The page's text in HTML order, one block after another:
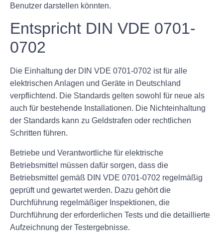
Benutzer darstellen könnten.
Entspricht DIN VDE 0701-
0702
Die Einhaltung der DIN VDE 0701-0702 ist für alle
elektrischen Anlagen und Geräte in Deutschland
verpflichtend. Die Standards gelten sowohl für neue als
auch für bestehende Installationen. Die Nichteinhaltung
der Standards kann zu Geldstrafen oder rechtlichen
Schritten führen.
Betriebe und Verantwortliche für elektrische
Betriebsmittel müssen dafür sorgen, dass die
Betriebsmittel gemäß DIN VDE 0701-0702 regelmäßig
geprüft und gewartet werden. Dazu gehört die
Durchführung regelmäßiger Inspektionen, die
Durchführung der erforderlichen Tests und die detaillierte
Aufzeichnung der Testergebnisse.